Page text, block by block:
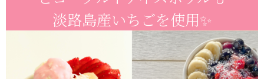
淡路島産いちごを使用✨